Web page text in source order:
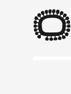
A